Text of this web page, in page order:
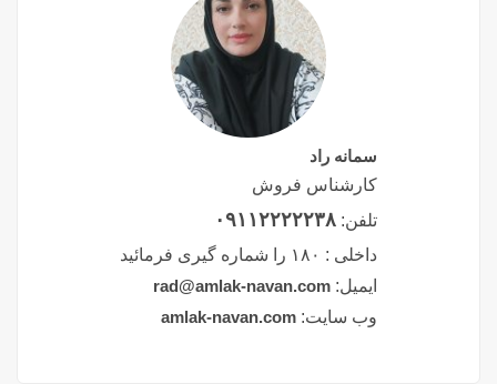
سمانه راد
کارشناس فروش
تلفن: ۰۹۱۱۲۲۲۲۲۳۸
داخلی : ۱۸۰ را شماره گیری فرمائید
ایمیل: rad@amlak-navan.com
وب سایت: amlak-navan.com